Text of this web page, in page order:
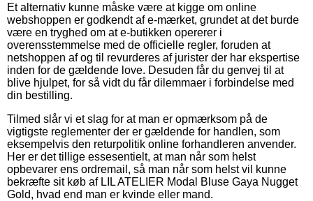
Et alternativ kunne måske være at kigge om online
webshoppen er godkendt af e-mærket, grundet at det burde
være en tryghed om at e-butikken opererer i
overensstemmelse med de officielle regler, foruden at
netshoppen af og til revurderes af jurister der har ekspertise
inden for de gældende love. Desuden får du genvej til at
blive hjulpet, for så vidt du får dilemmaer i forbindelse med
din bestilling.
Tilmed slår vi et slag for at man er opmærksom på de
vigtigste reglementer der er gældende for handlen, som
eksempelvis den returpolitik online forhandleren anvender.
Her er det tillige essesentielt, at man når som helst
opbevarer ens ordremail, så man når som helst vil kunne
bekræfte sit køb af LIL ATELIER Modal Bluse Gaya Nugget
Gold, hvad end man er kvinde eller mand.